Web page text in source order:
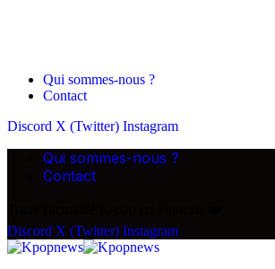
Qui sommes-nous ?
Contact
Discord X (Twitter) Instagram
Qui sommes-nous ?
Contact
Discord X (Twitter) Instagram